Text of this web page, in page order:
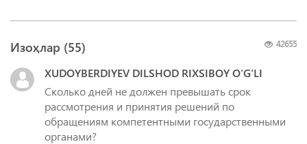
42655
Изоҳлар (55)
XUDOYBERDIYEV DILSHOD RIXSIBOY O‘G‘LI
Сколько дней не должен превышать срок
рассмотрения и принятия решений по
обращениям компетентными государственными
органами?